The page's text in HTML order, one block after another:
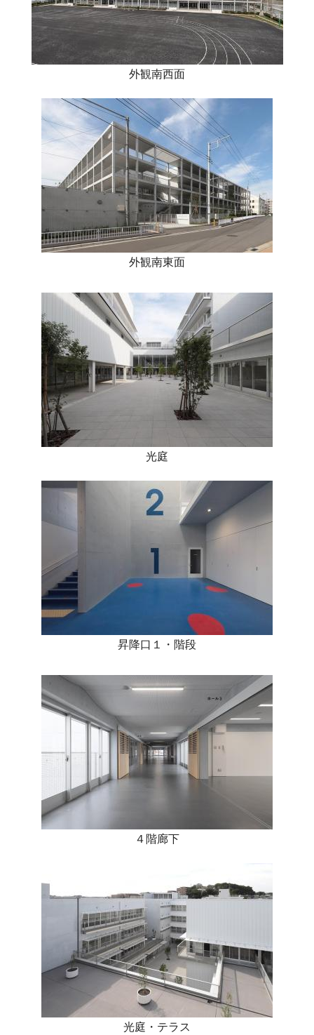
外観南西面
外観南東面
光庭
昇降口１・階段
４階廊下
光庭・テラス